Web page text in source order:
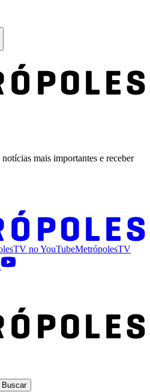
mais importantes e receber
noYouTubeMetrópolesTV
Buscar